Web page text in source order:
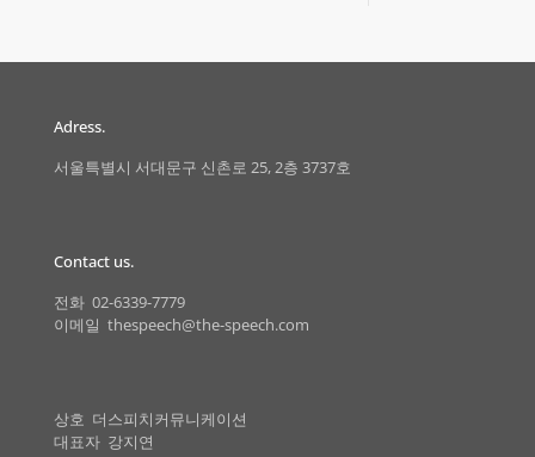
Adress.
서울특별시 서대문구 신촌로 25, 2층 3737호
Contact us.
전화 02-6339-7779
이메일 thespeech@the-speech.com
상호 더스피치커뮤니케이션
대표자 강지연